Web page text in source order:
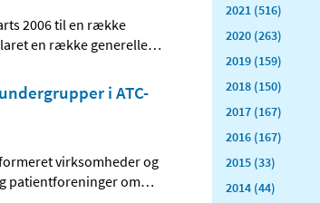
2006 til en række
en række generelle…
i ATC-
virksomheder og
patientforeninger om…
2021 (516)
2020 (263)
2019 (159)
2018 (150)
2017 (167)
2016 (167)
2015 (33)
2014 (44)